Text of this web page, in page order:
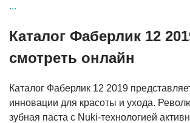
...
Каталог Фаберлик 12
смотреть онлайн
Каталог Фаберлик 12 2019
инновации для красоты и ухода.
зубная паста с Nuki-технологией